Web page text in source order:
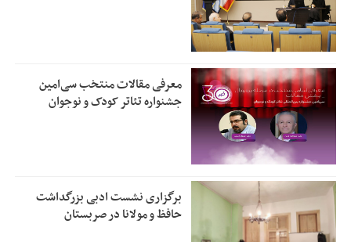
معرفی مقالات منتخب سی‌امین
جشنواره تئاتر کودک و نوجوان
برگزاری نشست ادبی بزرگداشت
حافظ و مولانا در صربستان